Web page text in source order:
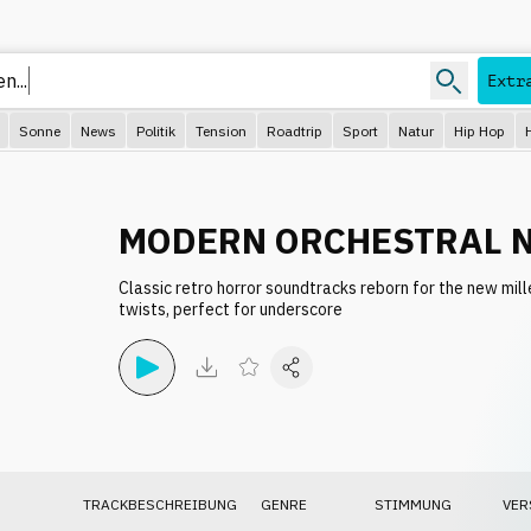
Sonne News Politik Tension Roadtrip Sport Natur Hip Hop
MODERN ORCHESTRAL
Classic retro horror soundtracks reborn for the new
twists, perfect for underscore
TRACKBESCHREIBUNG GENRE STIMMUNG